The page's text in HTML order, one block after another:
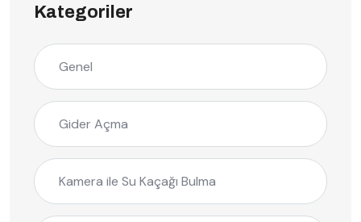
Kategoriler
Genel
Gider Açma
Kamera ile Su Kaçağı Bulma